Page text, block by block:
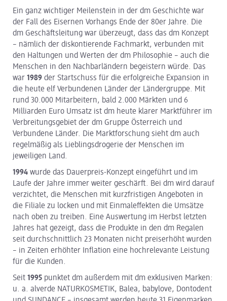
Ein ganz wichtiger Meilenstein in der dm Geschichte war
der Fall des Eisernen Vorhangs Ende der 80er Jahre. Die
dm Geschäftsleitung war überzeugt, dass das dm Konzept
– nämlich der diskontierende Fachmarkt, verbunden mit
den Haltungen und Werten der dm Philosophie – auch die
Menschen in den Nachbarländern begeistern würde. Das
war 1989 der Startschuss für die erfolgreiche Expansion in
die heute elf Verbundenen Länder der Ländergruppe. Mit
rund 30.000 Mitarbeitern, bald 2.000 Märkten und 6
Milliarden Euro Umsatz ist dm heute klarer Marktführer im
Verbreitungsgebiet der dm Gruppe Österreich und
Verbundene Länder. Die Marktforschung sieht dm auch
regelmäßig als Lieblingsdrogerie der Menschen im
jeweiligen Land.
1994 wurde das Dauerpreis-Konzept eingeführt und im
Laufe der Jahre immer weiter geschärft. Bei dm wird darauf
verzichtet, die Menschen mit kurzfristigen Angeboten in
die Filiale zu locken und mit Einmaleffekten die Umsätze
nach oben zu treiben. Eine Auswertung im Herbst letzten
Jahres hat gezeigt, dass die Produkte in den dm Regalen
seit durchschnittlich 23 Monaten nicht preiserhöht wurden
– in Zeiten erhöhter Inflation eine hochrelevante Leistung
für die Kunden.
Seit 1995 punktet dm außerdem mit dm exklusiven Marken:
u. a. alverde NATUR­KOSMETIK, Balea, babylove, Dontodent